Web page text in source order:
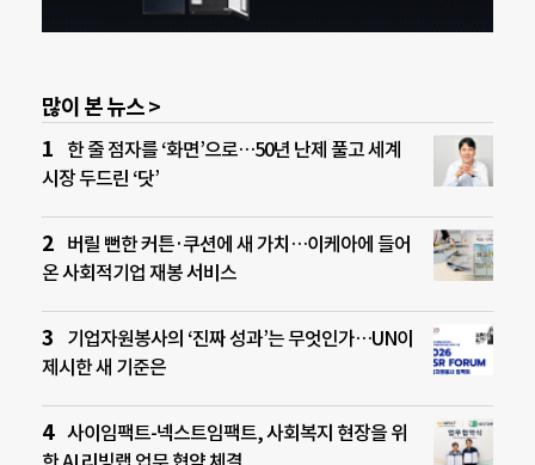
많이 본 뉴스 >
한 줄 점자를 ‘화면’으로…50년 난제 풀고 세계
시장 두드린 ‘닷’
버릴 뻔한 커튼·쿠션에 새 가치…이케아에 들어
온 사회적기업 재봉 서비스
기업자원봉사의 ‘진짜 성과’는 무엇인가…UN이
제시한 새 기준은
사이임팩트-넥스트임팩트, 사회복지 현장을 위